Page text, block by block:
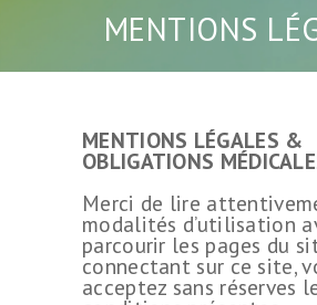
MENTIONS
MENTIONS LÉGALES &
OBLIGATIONS
Merci de lire
modalités d’utilisation
parcourir les pages du
connectant sur ce site,
acceptez sans réserves